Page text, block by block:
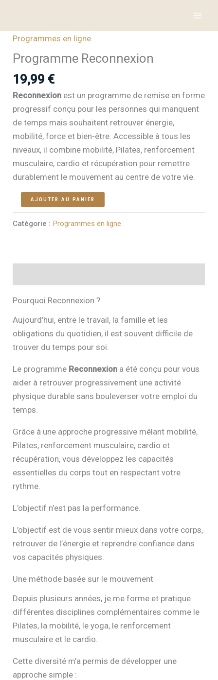
contenu
Programmes en ligne
Programme Reconnexion
19,99 €
Reconnexion est un programme de remise en forme
progressif conçu pour les personnes qui manquent
de temps mais souhaitent retrouver énergie,
mobilité, force et bien-être. Accessible à tous les
niveaux, il combine mobilité, Pilates, renforcement
musculaire, cardio et récupération pour remettre
durablement le mouvement au centre de votre vie.
quantité
de
Programme
AJOUTER AU PANIER
Catégorie : Programmes en ligne
Pourquoi Reconnexion ?
Aujourd’hui, entre le travail, la famille et les
obligations du quotidien, il est souvent difficile de
trouver du temps pour soi.
Le programme Reconnexion a été conçu pour vous
aider à retrouver progressivement une activité
physique durable sans bouleverser votre emploi du
temps.
Grâce à une approche progressive mêlant mobilité,
Pilates, renforcement musculaire, cardio et
récupération, vous développez les capacités
essentielles du corps tout en respectant votre
rythme.
L’objectif n’est pas la performance.
L’objectif est de vous sentir mieux dans votre corps,
retrouver de l’énergie et reprendre confiance dans
vos capacités physiques.
Une méthode basée sur le mouvement
Depuis plusieurs années, je me forme et pratique
différentes disciplines complémentaires comme le
Pilates, la mobilité, le yoga, le renforcement
musculaire et le cardio.
Cette diversité m’a permis de développer une
approche simple :